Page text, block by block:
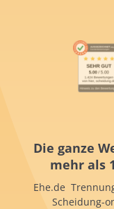
Die ganze
mehr als
Ehe.de
Scheidung-